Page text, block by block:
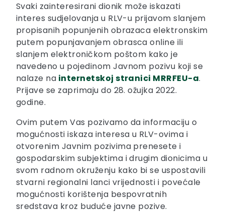
Svaki zainteresirani dionik može iskazati
interes sudjelovanja u RLV-u prijavom slanjem
propisanih popunjenih obrazaca elektronskim
putem popunjavanjem obrasca online ili
slanjem elektroničkom poštom kako je
navedeno u pojedinom Javnom pozivu koji se
nalaze na internetskoj stranici MRRFEU-a.
Prijave se zaprimaju do 28. ožujka 2022.
godine.
Ovim putem Vas pozivamo da informaciju o
mogućnosti iskaza interesa u RLV-ovima i
otvorenim Javnim pozivima prenesete i
gospodarskim subjektima i drugim dionicima u
svom radnom okruženju kako bi se uspostavili
stvarni regionalni lanci vrijednosti i povećale
mogućnosti korištenja bespovratnih
sredstava kroz buduće javne pozive.